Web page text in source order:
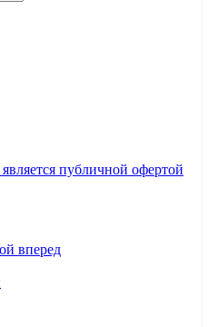
публичной офертой
вперед